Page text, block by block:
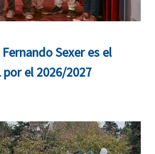
Sexer es el
por el 2026/2027